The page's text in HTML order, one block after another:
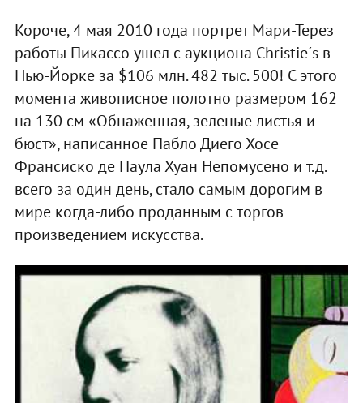
Короче, 4 мая 2010 года портрет Мари-Терез
работы Пикассо ушел с аукциона Christie´s в
Нью-Йорке за $106 млн. 482 тыс. 500! С этого
момента живописное полотно размером 162
на 130 см «Обнаженная, зеленые листья и
бюст», написанное Пабло Диего Хосе
Франсиско де Паула Хуан Непомусено и т.д.
всего за один день, стало самым дорогим в
мире когда-либо проданным с торгов
произведением искусства.